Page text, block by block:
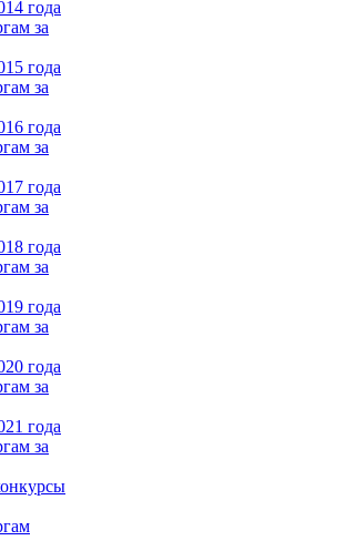
года
за
года
за
года
за
года
за
года
за
года
за
года
за
года
за